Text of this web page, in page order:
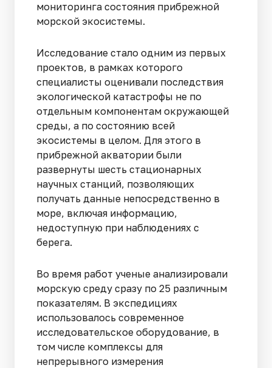
мониторинга состояния прибрежной
морской экосистемы.
Исследование стало одним из первых
проектов, в рамках которого
специалисты оценивали последствия
экологической катастрофы не по
отдельным компонентам окружающей
среды, а по состоянию всей
экосистемы в целом. Для этого в
прибрежной акватории были
развернуты шесть стационарных
научных станций, позволяющих
получать данные непосредственно в
море, включая информацию,
недоступную при наблюдениях с
берега.
Во время работ ученые анализировали
морскую среду сразу по 25 различным
показателям. В экспедициях
использовалось современное
исследовательское оборудование, в
том числе комплексы для
непрерывного измерения